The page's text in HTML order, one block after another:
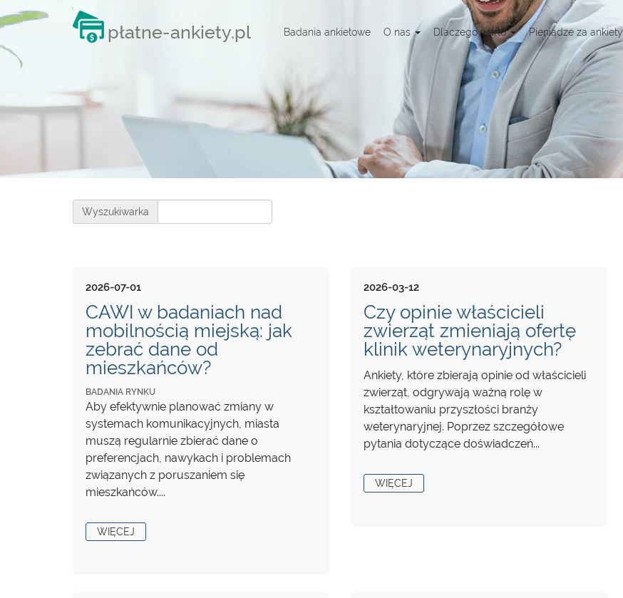
płatne-ankiety.pl Badania ankietowe O nas Dlaczego warto Pieniądze za ankiety
Wyszukiwarka
2026-07-01
CAWI w badaniach nad
mobilnością miejską: jak
zebrać dane od
mieszkańców?
BADANIA RYNKU
Aby efektywnie planować zmiany w
systemach komunikacyjnych, miasta
muszą regularnie zbierać dane o
preferencjach, nawykach i problemach
związanych z poruszaniem się
mieszkańców....
WIĘCEJ
2026-03-12
Czy opinie właścicieli
zwierząt zmieniają ofertę
klinik weterynaryjnych?
Ankiety, które zbierają opinie od właścicieli
zwierząt, odgrywają ważną rolę w
kształtowaniu przyszłości branży
weterynaryjnej. Poprzez szczegółowe
pytania dotyczące doświadczeń...
WIĘCEJ